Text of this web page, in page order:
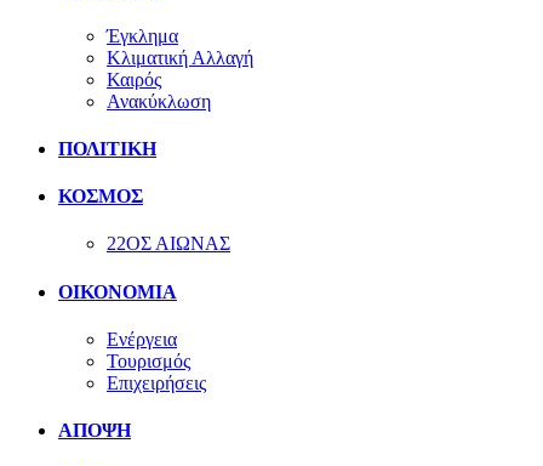
Έγκλημα
Κλιματική Αλλαγή
Καιρός
Ανακύκλωση
ΠΟΛΙΤΙΚΗ
ΚΟΣΜΟΣ
22ΟΣ ΑΙΩΝΑΣ
ΟΙΚΟΝΟΜΙΑ
Ενέργεια
Τουρισμός
Επιχειρήσεις
ΑΠΟΨΗ